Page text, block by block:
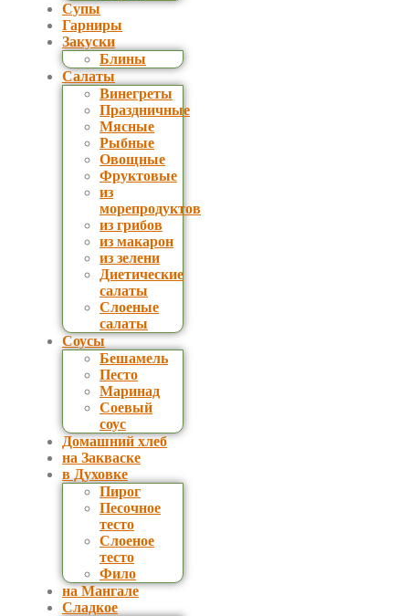
Супы
Гарниры
Закуски
Блины
Салаты
Винегреты
Праздничные
Мясные
Рыбные
Овощные
Фруктовые
из
морепродуктов
из грибов
из макарон
из зелени
Диетические
салаты
Слоеные
салаты
Соусы
Бешамель
Песто
Маринад
Соевый
соус
Домашний хлеб
на Закваске
в Духовке
Пирог
Песочное
тесто
Слоеное
тесто
Фило
на Мангале
Сладкое